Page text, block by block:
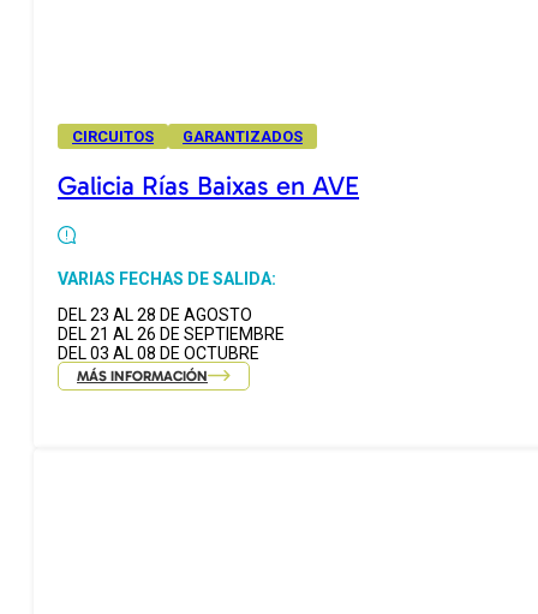
CIRCUITOS GARANTIZADOS
Galicia Rías Baixas en AVE
VARIAS FECHAS DE SALIDA:
DEL 23 AL 28 DE AGOSTO
DEL 21 AL 26 DE SEPTIEMBRE
DEL 03 AL 08 DE OCTUBRE
MÁS INFORMACIÓN